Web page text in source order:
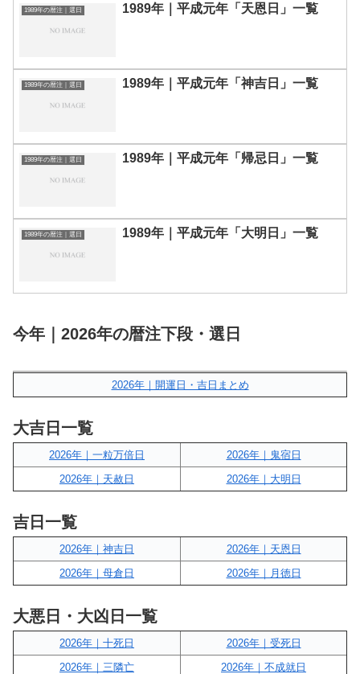
1989年の暦注｜選日 1989年｜平成元年「天恩日」一覧
1989年の暦注｜選日 1989年｜平成元年「神吉日」一覧
1989年の暦注｜選日 1989年｜平成元年「帰忌日」一覧
1989年の暦注｜選日 1989年｜平成元年「大明日」一覧
今年｜2026年の暦注下段・選日
2026年｜開運日・吉日まとめ
大吉日一覧
2026年｜一粒万倍日
2026年｜鬼宿日
2026年｜天赦日
2026年｜大明日
吉日一覧
2026年｜神吉日
2026年｜天恩日
2026年｜母倉日
2026年｜月徳日
大悪日・大凶日一覧
2026年｜十死日
2026年｜受死日
2026年｜三隣亡
2026年｜不成就日